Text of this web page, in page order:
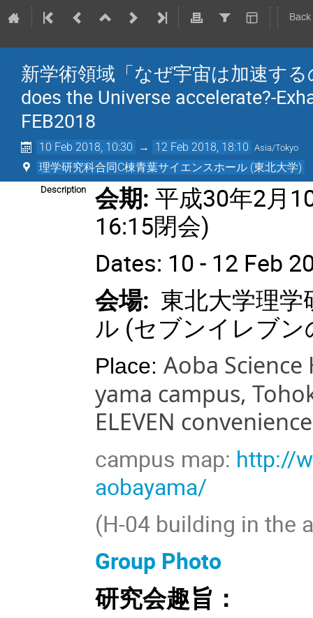
新学術領域「なぜ宇宙は加速す
does the Universe accelerate?-
FEB2018
10 Feb 2018, 10:30 → 12 Feb 2018, 18:10 Asia/Tokyo
理学研究科合同C棟青葉サイエンスホール (東北大学)
Description 会期:平成30年2月
16:15閉会)
Dates: 10 - 12 Feb
会場: 東北大学理
ル (セブンイレブン
Place:Aoba Science
yama campus,
ELEVEN
campus map: http://
aobayama/
(H-04 building in the
Group Photo
研究会趣旨：